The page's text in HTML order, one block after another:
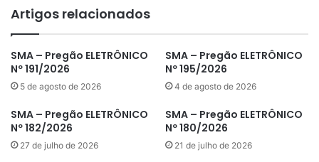
Artigos relacionados
SMA – Pregão ELETRÔNICO
Nº 191/2026
5 de agosto de 2026
SMA – Pregão ELETRÔNICO
Nº 195/2026
4 de agosto de 2026
SMA – Pregão ELETRÔNICO
Nº 182/2026
27 de julho de 2026
SMA – Pregão ELETRÔNICO
Nº 180/2026
21 de julho de 2026